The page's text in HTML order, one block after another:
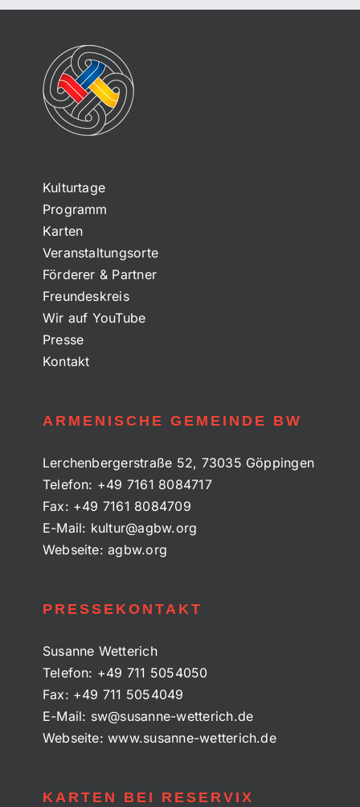
Kulturtage
Programm
Karten
Veranstaltungsorte
Förderer & Partner
Freundeskreis
Wir auf YouTube
Presse
Kontakt
ARMENISCHE GEMEINDE BW
Lerchenbergerstraße 52, 73035 Göppingen
Telefon: +49 7161 8084717
Fax: +49 7161 8084709
E-Mail: kultur@agbw.org
Webseite:agbw.org
PRESSEKONTAKT
Susanne Wetterich
Telefon: +49 711 5054050
Fax: +49 711 5054049
E-Mail: sw@susanne-wetterich.de
Webseite:www.susanne-wetterich.de
KARTEN BEI RESERVIX